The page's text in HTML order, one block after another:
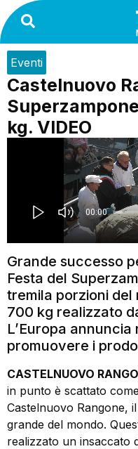
Eventi
Castelnuovo
kg. VIDEO
Grande successo
Festa del
tremila porzioni
700 kg realizzato
L’Europa
promuovere i
CASTELNUOVO
in punto è scattato
Castelnuovo Rangone,
grande del mondo.
realizzato un insaccato